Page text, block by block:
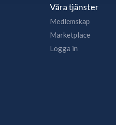
Våra tjänster
Medlemskap
Marketplace
Logga in